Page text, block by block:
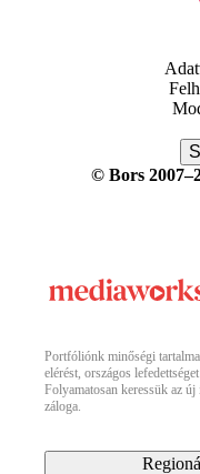
© Bors
Portfóliónk minőségi
elérést, országos
Folyamatosan keressük az
záloga.